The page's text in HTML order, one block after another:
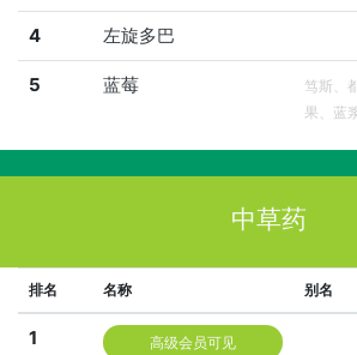
4 左旋多巴
5 蓝莓
笃斯、
果、蓝
中草药
排名 名称 别名
1 高级会员可见